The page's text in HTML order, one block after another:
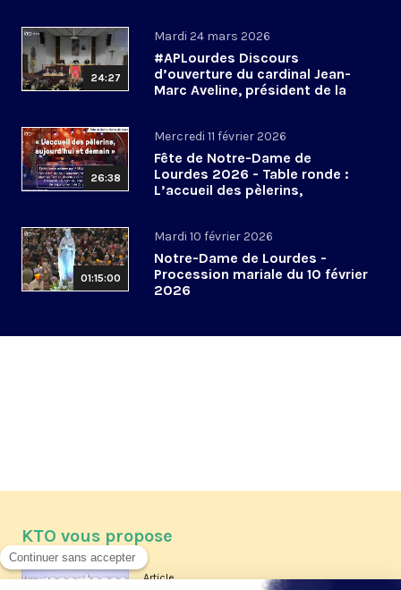
24:27
Mardi 24 mars 2026
#APLourdes Discours
d’ouverture du cardinal Jean-
Marc Aveline, président de la
26:38
Mercredi 11 février 2026
Fête de Notre-Dame de
Lourdes 2026 - Table ronde :
L’accueil des pèlerins,
01:15:00
Mardi 10 février 2026
Notre-Dame de Lourdes -
Procession mariale du 10 février
2026
KTO vous propose
Article